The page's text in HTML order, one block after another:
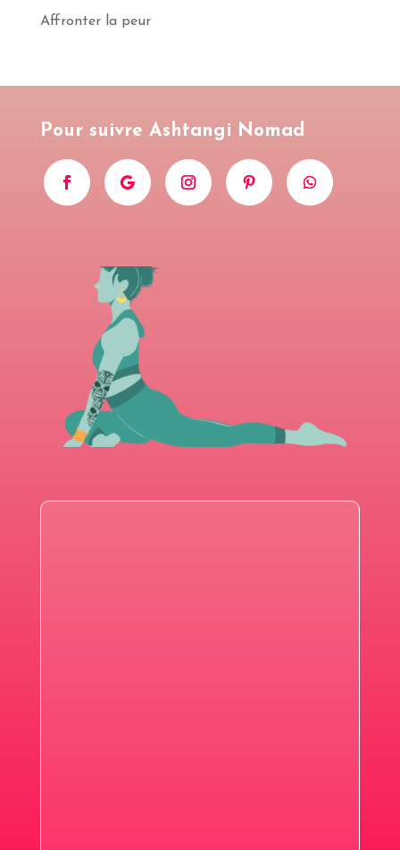
Affronter la peur
Pour suivre Ashtangi Nomad